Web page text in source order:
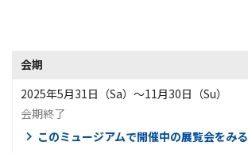
会期
2025年5月31日（Sa）〜11月30日（Su）
会期終了
このミュージアムで開催中の展覧会をみる